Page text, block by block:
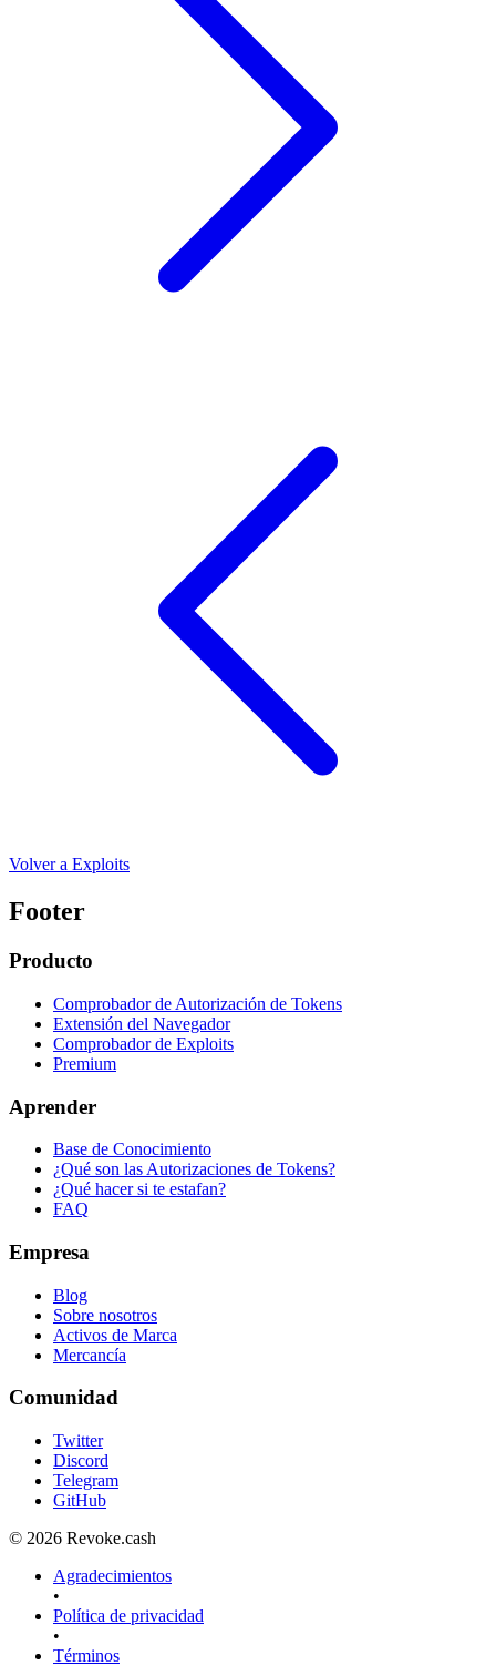
Volver a Exploits
Footer
Producto
Comprobador de Autorización de Tokens
Extensión del Navegador
Comprobador de Exploits
Premium
Aprender
Base de Conocimiento
¿Qué son las Autorizaciones de Tokens?
¿Qué hacer si te estafan?
FAQ
Empresa
Blog
Sobre nosotros
Activos de Marca
Mercancía
Comunidad
Twitter
Discord
Telegram
GitHub
© 2026 Revoke.cash
Agradecimientos
•
Política de privacidad
•
Términos